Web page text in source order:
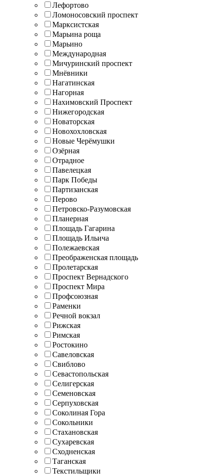
Лефортово
Ломоносовский проспект
Марксистская
Марьина роща
Марьино
Международная
Мичуринский проспект
Мнёвники
Нагатинская
Нагорная
Нахимовский Проспект
Нижегородская
Новаторская
Новохохловская
Новые Черёмушки
Озёрная
Отрадное
Павелецкая
Парк Победы
Партизанская
Перово
Петровско-Разумовская
Планерная
Площадь Гагарина
Площадь Ильича
Полежаевская
Преображенская площадь
Пролетарская
Проспект Вернадского
Проспект Мира
Профсоюзная
Раменки
Речной вокзал
Рижская
Римская
Ростокино
Савеловская
Свиблово
Севастопольская
Селигерская
Семеновская
Серпуховская
Соколиная Гора
Сокольники
Стахановская
Сухаревская
Сходненская
Таганская
Текстильщики